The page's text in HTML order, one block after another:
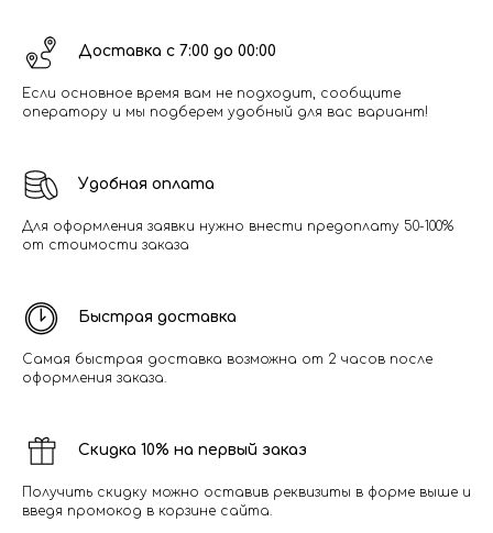
Доставка с 7:00 до 00:00
Если основное время вам не подходит, сообщите
оператору и мы подберем удобный для вас вариант!
Удобная оплата
Для оформления заявки нужно внести предоплату 50-100%
от стоимости заказа
Быстрая доставка
Самая быстрая доставка возможна от 2 часов после
оформления заказа.
Скидка 10% на первый заказ
Получить скидку можно оставив реквизиты в форме выше и
введя промокод в корзине сайта.